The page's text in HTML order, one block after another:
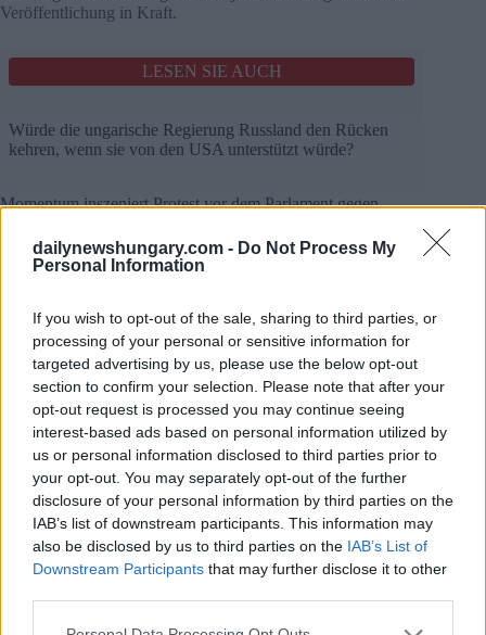
dailynewshungary.com - Do Not Process My
Personal Information
If you wish to opt-out of the sale, sharing to third parties, or
processing of your personal or sensitive information for
targeted advertising by us, please use the below opt-out
section to confirm your selection. Please note that after your
opt-out request is processed you may continue seeing
interest-based ads based on personal information utilized by
us or personal information disclosed to third parties prior to
your opt-out. You may separately opt-out of the further
disclosure of your personal information by third parties on the
IAB’s list of downstream participants. This information may
also be disclosed by us to third parties on the IAB’s List of
Downstream Participants that may further disclose it to other
Please note that this website/app uses one or more Google
Veröffentlichung in Kraft.
LESEN SIE AUCH
Würde die ungarische Regierung Russland den Rücken
kehren, wenn sie von den USA unterstützt würde?
Momentum inszeniert Protest vor dem Parlament gegen
Die Oppositionsbewegung Momentum veranstaltete am
Der Fraktionsvorsitzende von Momentum, Dávid Bed.,
forderte die Demonstranten auf, sich auf den Weg zum Büro
des Präsidenten der Republik zu machen und Tamás Sulyok
aufzufordern, seine Unterschrift unter den Änderungsantrag
zurückzuhalten.
Er dankte den Demonstranten für das “Eintreten für Freiheit,
Grundrechte und Versammlungsfreiheit” Er fügte hinzu, dass
es nicht Zeit für eine Revolution sei, da die regierende Fidesz-
Partei bei der Wahl im nächsten Jahr demokratisch aus dem
Parlament gefegt werde.
Widerstand fortsetzen, denn wo Tyrannei ist, gibt es auch